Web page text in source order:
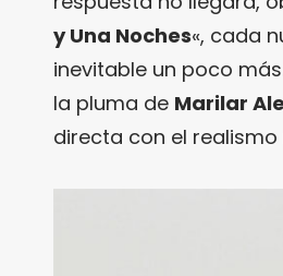
y Una Noches«, cada
inevitable un poco
la pluma de Marilar
directa con el